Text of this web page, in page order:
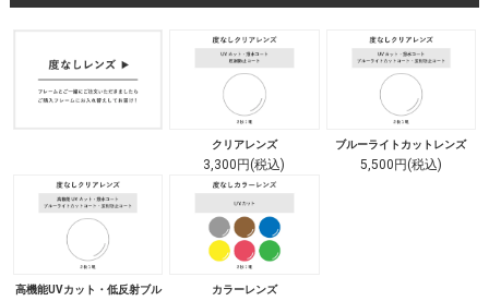
クリアレンズ
3,300円(税込)
ブルーライトカットレンズ
5,500円(税込)
高機能UVカット・低反射ブル
カラーレンズ